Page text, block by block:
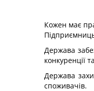
Кожен має
Держава
конкуренції
Держава
споживачів.